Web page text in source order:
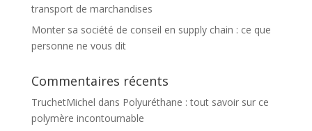
transport de marchandises
Monter sa société de conseil en supply chain : ce que
personne ne vous dit
Commentaires récents
TruchetMichel dans Polyuréthane : tout savoir sur ce
polymère incontournable